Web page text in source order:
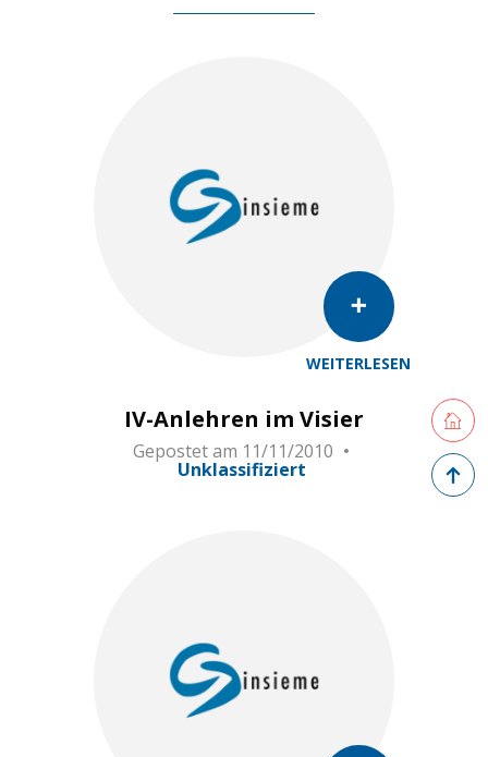
WEITERLESEN
IV-Anlehren im Visier
Gepostet am 11/11/2010
Unklassifiziert Zurück